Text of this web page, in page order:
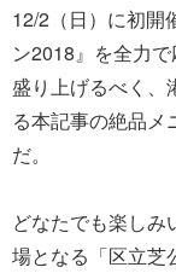
12/2（日）に初開
ン2018』を全力
盛り上げるべく、
る本記事の絶品メ
だ。
どなたでも楽しみ
場となる「区立芝